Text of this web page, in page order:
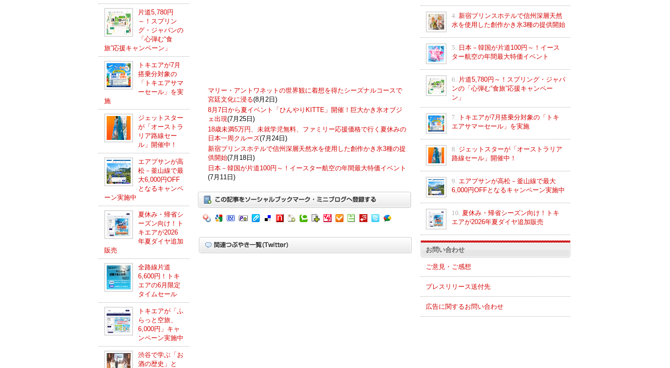
片道5,780円
～！スプリン
グ・ジャパンの
「心弾む“食
旅”応援キャンペーン」
トキエアが7月
搭乗分対象の
「トキエアサマ
ーセール」を実
施
ジェットスター
が「オーストラ
リア路線セー
ル」開催中！
エアプサンが高
松－釜山線で最
大6,000円OFF
となるキャンペ
ーン実施中
夏休み・帰省シ
ーズン向け！ト
キエアが2026
年夏ダイヤ追加
販売
全路線片道
6,600円！トキ
エアの6月限定
タイムセール
トキエアが「ふ
らっと空旅、
6,000円」キャ
ンペーン実施中
渋谷で学ぶ「お
酒の歴史」と
マリー・アントワネットの世界観に着想を得たシーズナルコースで
宮廷文化に浸る(8月2日)
8月7日から夏イベント「ひんやりKITTE」開催！巨大かき氷オブジ
ェ出現(7月25日)
18歳未満5万円、未就学児無料、ファミリー応援価格で行く夏休みの
日本一周クルーズ(7月24日)
新宿プリンスホテルで信州深層天然水を使用した創作かき氷3種の提
供開始(7月18日)
日本－韓国が片道100円～！イースター航空の年間最大特価イベント
(7月11日)
4. 新宿プリンスホテルで信州深層天然
水を使用した創作かき氷3種の提供開始
5.
日本－韓国が片道100円～！イース
ター航空の年間最大特価イベント
6.
片道5,780円～！スプリング・ジャパ
ンの「心弾む“食旅”応援キャンペー
ン」
7.
トキエアが7月搭乗分対象の「トキ
エアサマーセール」を実施
8. ジェットスターが「オーストラリア
路線セール」開催中！
9. エアプサンが高松－釜山線で最大
6,000円OFFとなるキャンペーン実施中
10. 夏休み・帰省シーズン向け！トキ
エアが2026年夏ダイヤ追加販売
お問い合わせ
ご意見・ご感想
プレスリリース送付先
広告に関するお問い合わせ